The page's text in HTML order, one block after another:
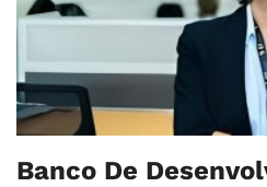
Banco De